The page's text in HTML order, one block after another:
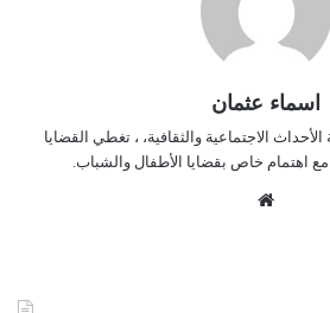
اسماء عثمان
الاجتماعية والثقافية، ، تغطي القضايا
مع اهتمام خاص بقضايا الأطفال والشباب.